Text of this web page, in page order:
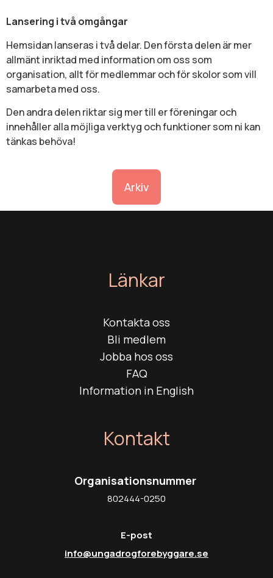
Lansering i två omgångar
Hemsidan lanseras i två delar. Den första delen är mer
allmänt inriktad med information om oss som
organisation, allt för medlemmar och för skolor som vill
samarbeta med oss.
Den andra delen riktar sig mer till er föreningar och
innehåller alla möjliga verktyg och funktioner som ni kan
tänkas behöva!
Arkiv
Länkar
Kontakta oss
Bli medlem
Jobba hos oss
FAQ
Information in English
Kontakt
Organisationsnummer
802444-0250
E-post
info@ungadrogforebyggare.se